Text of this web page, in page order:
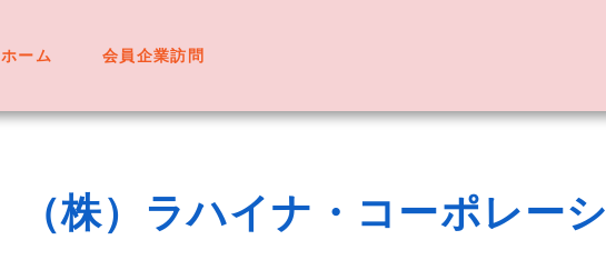
ホーム 会員企業訪問
（株）ラハイナ・コーポレー